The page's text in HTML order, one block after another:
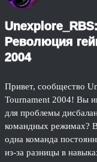
Unexplore_RBS:
Революция
2004
Привет, сообщество
Tournament 2004! Вы
для проблемы
командных режимах? В
одна команда
из-за разницы в